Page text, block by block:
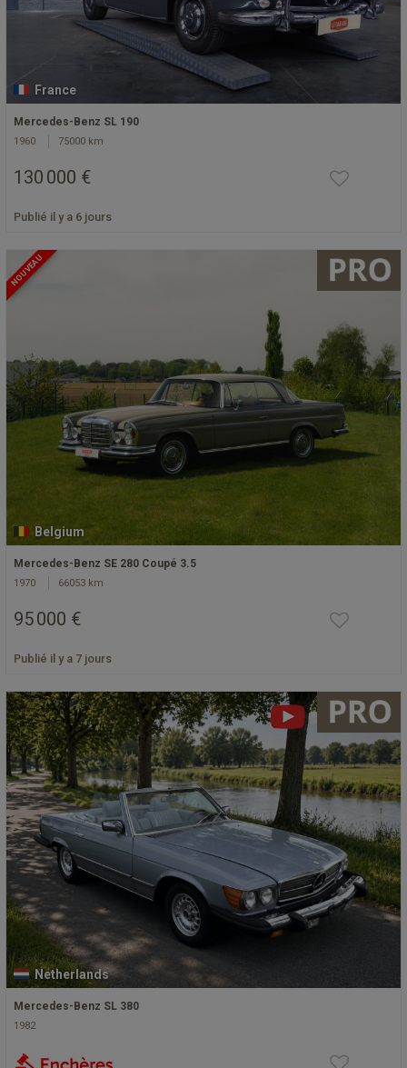
France
Mercedes-Benz SL 190
1960 75000 km
130 000 €
Publié il y a 6 jours
NOUVEAU
Belgium
Mercedes-Benz SE 280 Coupé 3.5
1970 66053 km
95 000 €
Publié il y a 7 jours
Netherlands
Mercedes-Benz SL 380
1982